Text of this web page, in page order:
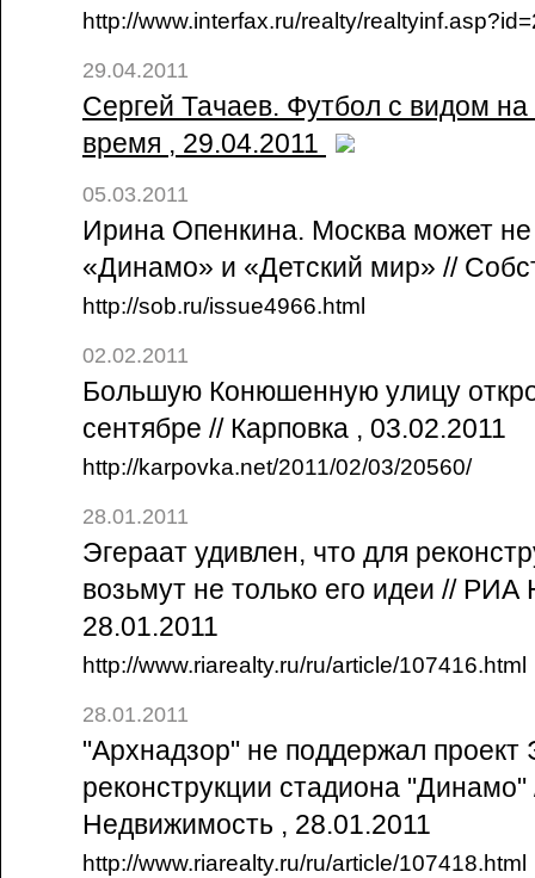
http://www.interfax.ru/realty/
29.04.2011
Сергей Тачаев. Футбол с видом
время , 29.04.2011
05.03.2011
Ирина Опенкина. Москва может не
«Динамо» и «Детский мир» //
http://sob.ru/issue4966.html
02.02.2011
Большую Конюшенную улицу
сентябре // Карповка , 03.02.2011
http://karpovka.net/2011/02/03/20560/
28.01.2011
Эгераат удивлен, что для
возьмут не только его идеи //
28.01.2011
http://www.riarealty.ru/ru/article/107416.html
28.01.2011
"Архнадзор" не поддержал проект
реконструкции стадиона
Недвижимость , 28.01.2011
http://www.riarealty.ru/ru/article/107418.html